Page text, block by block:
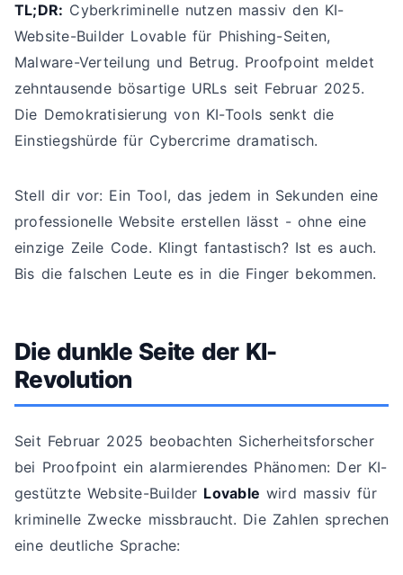
TL;DR: Cyberkriminelle nutzen massiv den KI-
Website-Builder Lovable für Phishing-Seiten,
Malware-Verteilung und Betrug. Proofpoint meldet
zehntausende bösartige URLs seit Februar 2025.
Die Demokratisierung von KI-Tools senkt die
Einstiegshürde für Cybercrime dramatisch.
Stell dir vor: Ein Tool, das jedem in Sekunden eine
professionelle Website erstellen lässt - ohne eine
einzige Zeile Code. Klingt fantastisch? Ist es auch.
Bis die falschen Leute es in die Finger bekommen.
Die dunkle Seite der KI-
Revolution
Seit Februar 2025 beobachten Sicherheitsforscher
bei Proofpoint ein alarmierendes Phänomen: Der KI-
gestützte Website-Builder Lovable wird massiv für
kriminelle Zwecke missbraucht. Die Zahlen sprechen
eine deutliche Sprache: